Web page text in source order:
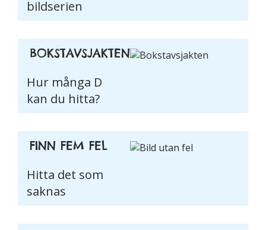
bildserien
BOKSTAVSJAKTEN
Hur många D
kan du hitta?
FINN FEM FEL
Hitta det som
saknas
att hemsidan
över huvud
fungera.
Statistik
För att vi ska
kunna
hemsidans
funktionalitet
uppbyggnad,
baserat på
hur hemsidan